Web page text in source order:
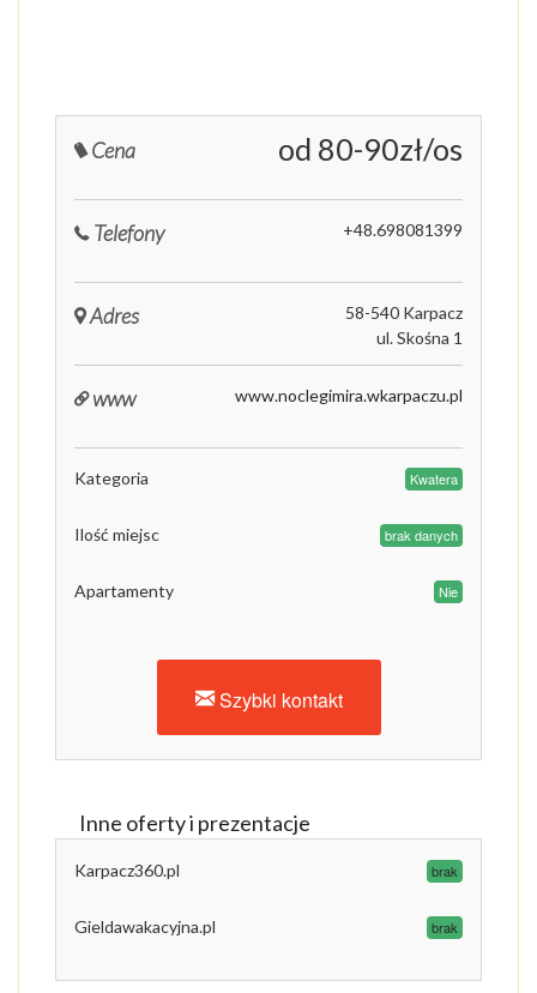
Cena od 80-90zł/os
Telefony +48.698081399
Adres
58-540 Karpacz
ul. Skośna 1
www www.noclegimira.wkarpaczu.pl
Kategoria Kwatera
Ilość miejsc brak danych
Apartamenty Nie
Szybki kontakt
Inne oferty i prezentacje
Karpacz360.pl brak
Gieldawakacyjna.pl brak